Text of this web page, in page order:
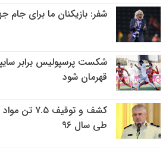
شفر: بازیکنان ما برای جام
شکست پرسپولیس برابر
قهرمان شود
کشف و
طی سال ۹۶